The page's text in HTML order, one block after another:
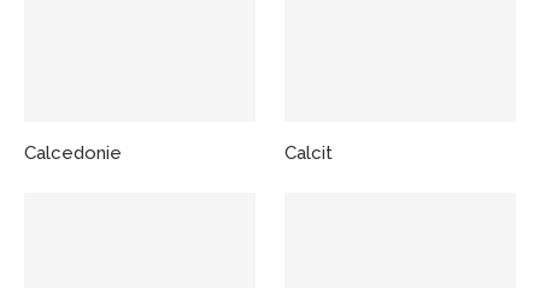
Calcedonie Calcit